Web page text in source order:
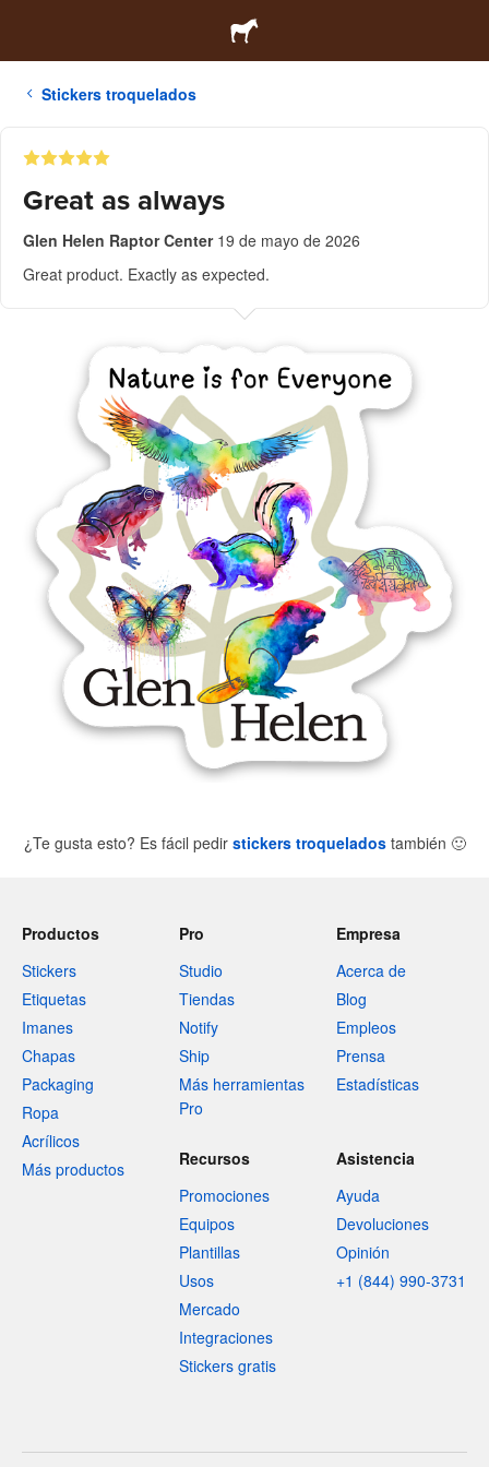
Stickers troquelados
Great as always
Glen Helen Raptor Center 19 de mayo de 2026
Great product. Exactly as expected.
¿Te gusta esto? Es fácil pedir stickers troqueladostambién 🙂
Productos
Stickers
Etiquetas
Imanes
Chapas
Packaging
Ropa
Acrílicos
Más productos
Pro
Studio
Tiendas
Notify
Ship
Más herramientas
Pro
Empresa
Acerca de
Blog
Empleos
Prensa
Estadísticas
Recursos
Promociones
Equipos
Plantillas
Usos
Mercado
Integraciones
Stickers gratis
Asistencia
Ayuda
Devoluciones
Opinión
+1 (844) 990-3731